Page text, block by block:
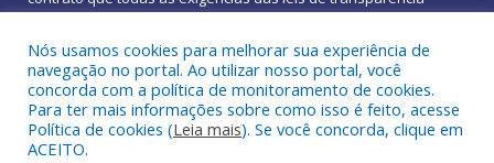
Conheça oPNTPe oRadar da Transparência Pública
Nós usamos cookies para melhorar sua experiência de
navegação no portal. Ao utilizar nosso portal, você
concorda com a política de monitoramento de cookies.
Para ter mais informações sobre como isso é feito, acesse
Política de cookies (Leia mais). Se você concorda, clique em
ACEITO.